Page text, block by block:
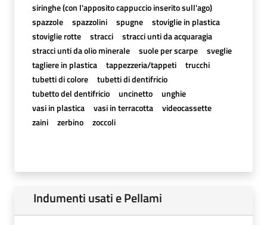
siringhe (con l'apposito cappuccio inserito sull'ago)
spazzole
spazzolini spugne
stoviglie in plastica
stoviglie rotte
stracci
stracci unti da acquaragia
stracci unti da olio minerale
suole per scarpe
sveglie
tagliere in plastica
tappezzeria/tappeti
trucchi
tubetti di colore
tubetti di dentifricio
tubetto del dentifricio
uncinetto
unghie
vasi in plastica
vasi in terracotta
videocassette
zaini
zerbino zoccoli
Indumenti usati e Pellami